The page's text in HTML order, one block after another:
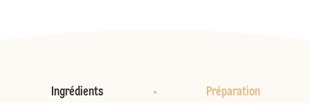
Ingrédients Préparation